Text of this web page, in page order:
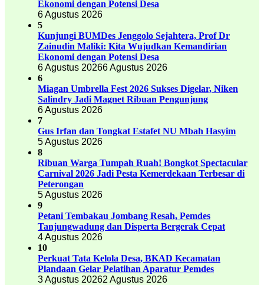
Ekonomi dengan Potensi Desa
6 Agustus 2026
5
Kunjungi BUMDes Jenggolo Sejahtera, Prof Dr
Zainudin Maliki: Kita Wujudkan Kemandirian
Ekonomi dengan Potensi Desa
6 Agustus 20266 Agustus 2026
6
Miagan Umbrella Fest 2026 Sukses Digelar, Niken
Salindry Jadi Magnet Ribuan Pengunjung
6 Agustus 2026
7
Gus Irfan dan Tongkat Estafet NU Mbah Hasyim
5 Agustus 2026
8
Ribuan Warga Tumpah Ruah! Bongkot Spectacular
Carnival 2026 Jadi Pesta Kemerdekaan Terbesar di
Peterongan
5 Agustus 2026
9
Petani Tembakau Jombang Resah, Pemdes
Tanjungwadung dan Disperta Bergerak Cepat
4 Agustus 2026
10
Perkuat Tata Kelola Desa, BKAD Kecamatan
Plandaan Gelar Pelatihan Aparatur Pemdes
3 Agustus 20262 Agustus 2026